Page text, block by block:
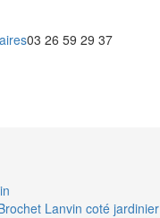
03 26 59 29 37
Lanvin coté jardinier